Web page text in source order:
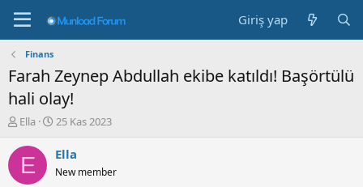
Giriş yap
Finans
Farah Zeynep Abdullah ekibe katıldı! Başörtülü
hali olay!
K
n
b
u
Ella
B
ş
a
25 Kas 2023
E Ella
New member